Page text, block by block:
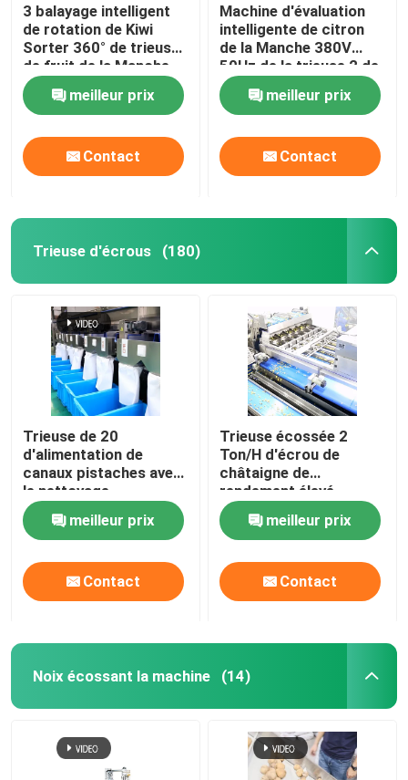
3 balayage intelligent
de rotation de Kiwi
Sorter 360° de trieuse
de fruit de la Manche
380V
meilleur prix
Contact
Machine d'évaluation
intelligente de citron
de la Manche 380V
50Hz de la trieuse 2 de
citron
meilleur prix
Contact
Trieuse d'écrous (180)
Trieuse de 20
d'alimentation de
canaux pistaches avec
le nettoyage
automatique
meilleur prix
Contact
Trieuse écossée 2
Ton/H d'écrou de
châtaigne de
rendement élevé
meilleur prix
Contact
Noix écossant la machine (14)